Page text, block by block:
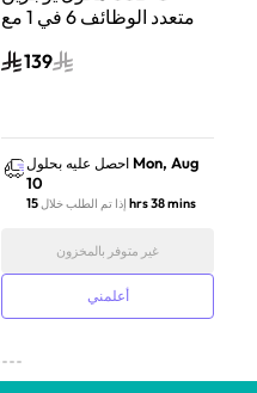
متعدد الوظائف 6 في 1 مع
CM195-70411
139
احصل عليه بحلول Mon, Aug
10
إذا تم الطلب خلال 15 hrs 38 mins
غير متوفر بالمخزون
أعلمني